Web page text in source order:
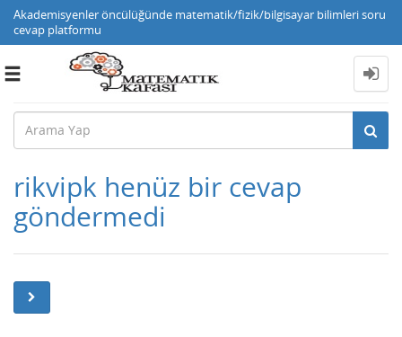
Akademisyenler öncülüğünde matematik/fizik/bilgisayar bilimleri soru
cevap platformu
Toggle
rikvipk henüz bir cevap
göndermedi